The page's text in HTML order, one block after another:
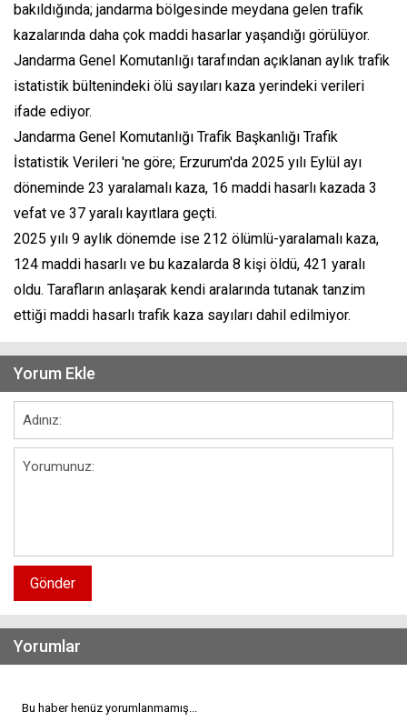
bakıldığında; jandarma bölgesinde meydana gelen trafik
kazalarında daha çok maddi hasarlar yaşandığı görülüyor.
Jandarma Genel Komutanlığı tarafından açıklanan aylık trafik
istatistik bültenindeki ölü sayıları kaza yerindeki verileri
ifade ediyor.
Jandarma Genel Komutanlığı Trafik Başkanlığı Trafik
İstatistik Verileri 'ne göre; Erzurum'da 2025 yılı Eylül ayı
döneminde 23 yaralamalı kaza, 16 maddi hasarlı kazada 3
vefat ve 37 yaralı kayıtlara geçti.
2025 yılı 9 aylık dönemde ise 212 ölümlü-yaralamalı kaza,
124 maddi hasarlı ve bu kazalarda 8 kişi öldü, 421 yaralı
oldu. Tarafların anlaşarak kendi aralarında tutanak tanzim
ettiği maddi hasarlı trafik kaza sayıları dahil edilmiyor.
Yorum Ekle
Gönder
Yorumlar
Bu haber henüz yorumlanmamış...